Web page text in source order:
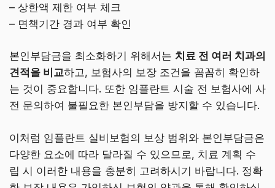
– 상한액 제한 여부 체크
– 면책기간 경과 여부 확인
본인부담금을 최소화하기 위해서는 치료 전 여러 치과의
견적을 비교하고, 보험사의 보장 조건을 꼼꼼히 확인하
는 것이 중요합니다. 또한 임플란트 시술 전 보험사에 사
전 문의하여 불필요한 본인부담을 방지할 수 있습니다.
이처럼 임플란트 실비보험의 보상 범위와 본인부담금은
다양한 요소에 따라 달라질 수 있으므로, 치료 계획 수
립 시 이러한 내용을 충분히 고려하시기 바랍니다. 정확